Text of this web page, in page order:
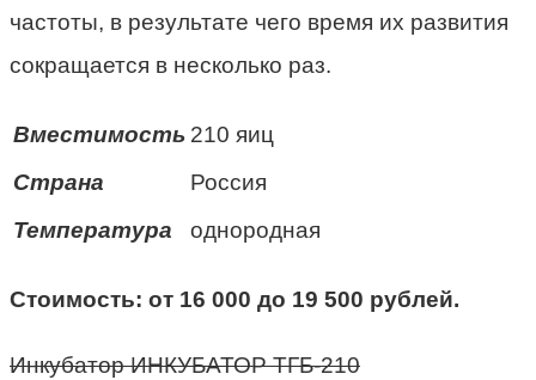
частоты, в результате чего время их развития
сокращается в несколько раз.
Вместимость 210 яиц
Страна
Россия
Температура
однородная
Стоимость: от 16 000 до 19 500 рублей.
Инкубатор ИНКУБАТОР ТГБ-210